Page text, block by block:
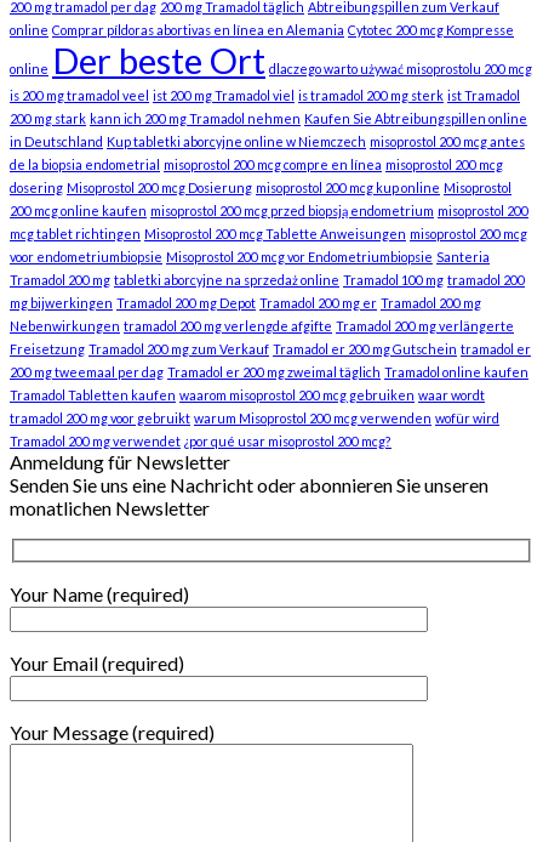
200 mg tramadol per dag 200 mg Tramadol täglich Abtreibungspillen zum Verkauf
online Comprar píldoras abortivas en línea en Alemania Cytotec 200 mcg Kompresse
online Der beste Ort dlaczego warto używać misoprostolu 200 mcg
is 200 mg tramadol veel ist 200 mg Tramadol viel is tramadol 200 mg sterk ist Tramadol
200 mg stark kann ich 200 mg Tramadol nehmen Kaufen Sie Abtreibungspillen online
in Deutschland Kup tabletki aborcyjne online w Niemczech misoprostol 200 mcg antes
de la biopsia endometrial misoprostol 200 mcg compre en línea misoprostol 200 mcg
dosering Misoprostol 200 mcg Dosierung misoprostol 200 mcg kup online Misoprostol
200 mcg online kaufen misoprostol 200 mcg przed biopsją endometrium misoprostol 200
mcg tablet richtingen Misoprostol 200 mcg Tablette Anweisungen misoprostol 200 mcg
voor endometriumbiopsie Misoprostol 200 mcg vor Endometriumbiopsie Santeria
Tramadol 200 mg tabletki aborcyjne na sprzedaż online Tramadol 100 mg tramadol 200
mg bijwerkingen Tramadol 200 mg Depot Tramadol 200 mg er Tramadol 200 mg
Nebenwirkungen tramadol 200 mg verlengde afgifte Tramadol 200 mg verlängerte
Freisetzung Tramadol 200 mg zum Verkauf Tramadol er 200 mg Gutschein tramadol er
200 mg tweemaal per dag Tramadol er 200 mg zweimal täglich Tramadol online kaufen
Tramadol Tabletten kaufen waarom misoprostol 200 mcg gebruiken waar wordt
tramadol 200 mg voor gebruikt warum Misoprostol 200 mcg verwenden wofür wird
Tramadol 200 mg verwendet ¿por qué usar misoprostol 200 mcg?
Anmeldung für Newsletter
Senden Sie uns eine Nachricht oder abonnieren Sie unseren
monatlichen Newsletter
Your Name (required)
Your Email (required)
Your Message (required)